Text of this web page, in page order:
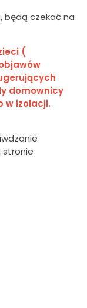
będą czekać na
(
domownicy
w izolacji.
stronie